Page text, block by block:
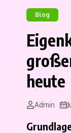
Blog
heute
Admin